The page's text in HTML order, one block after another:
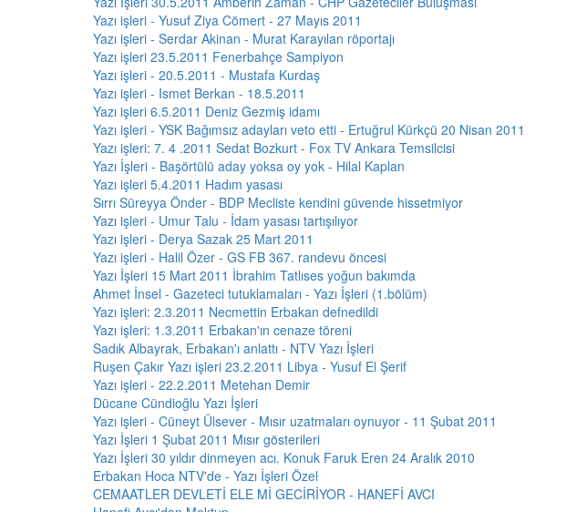
Yazı işleri - Yusuf Ziya Cömert - 27 Mayıs 2011
Yazı işleri - Serdar Akinan - Murat Karayılan röportajı
Yazı işleri 23.5.2011 Fenerbahçe Sampiyon
Yazı işleri - 20.5.2011 - Mustafa Kurdaş
Yazı işleri - Ismet Berkan - 18.5.2011
Yazı işleri 6.5.2011 Deniz Gezmiş idamı
Yazı işleri - YSK Bağımsız adayları veto etti - Ertuğrul Kürkçü 20 Nisan 2011
Yazı işleri: 7. 4 .2011 Sedat Bozkurt - Fox TV Ankara Temsilcisi
Yazı İşleri - Başörtülü aday yoksa oy yok - Hilal Kaplan
Yazı işleri 5.4.2011 Hadım yasası
Sırrı Süreyya Önder - BDP Mecliste kendini güvende hissetmiyor
Yazı işleri - Umur Talu - İdam yasası tartışılıyor
Yazı işleri - Derya Sazak 25 Mart 2011
Yazı işleri - Halil Özer - GS FB 367. randevu öncesi
Yazı İşleri 15 Mart 2011 İbrahim Tatlıses yoğun bakımda
Ahmet İnsel - Gazeteci tutuklamaları - Yazı İşleri (1.bölüm)
Yazı işleri: 2.3.2011 Necmettin Erbakan defnedildi
Yazı işleri: 1.3.2011 Erbakan'ın cenaze töreni
Sadık Albayrak, Erbakan'ı anlattı - NTV Yazı İşleri
Ruşen Çakır Yazı işleri 23.2.2011 Libya - Yusuf El Şerif
Yazı işleri - 22.2.2011 Metehan Demir
Dücane Cündioğlu Yazı İşleri
Yazı işleri - Cüneyt Ülsever - Mısır uzatmaları oynuyor - 11 Şubat 2011
Yazı İşleri 1 Şubat 2011 Mısır gösterileri
Yazı İşleri 30 yıldır dinmeyen acı. Konuk Faruk Eren 24 Aralık 2010
Erbakan Hoca NTV'de - Yazı İşleri Özel
CEMAATLER DEVLETİ ELE Mİ GECİRİYOR - HANEFİ AVCI